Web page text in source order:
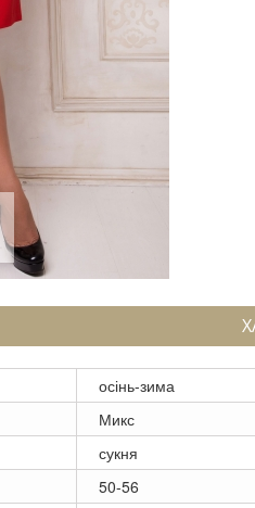
осінь-зима
Микс
сукня
50-56